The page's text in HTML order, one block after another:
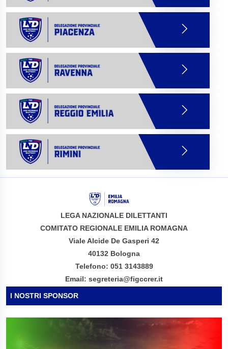
LEGA NAZIONALE DILETTANTI
COMITATO REGIONALE EMILIA ROMAGNA
Viale Alcide De Gasperi 42
40132 Bologna
Telefono: 051 3143889
Email: segreteria@figccrer.it
I NOSTRI SPONSOR